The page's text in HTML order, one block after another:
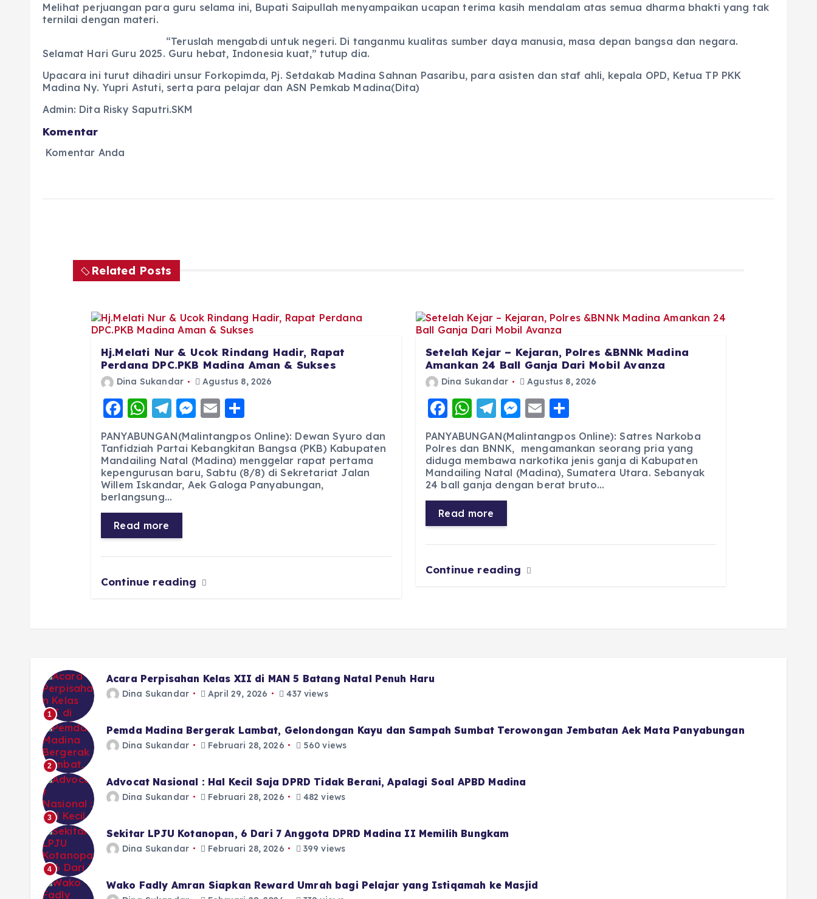
Melihat perjuangan para guru selama ini, Bupati Saipullah menyampaikan ucapan terima kasih mendalam atas semua dharma bhakti yang tak
ternilai dengan materi.
“Teruslah mengabdi untuk negeri. Di tanganmu kualitas sumber daya manusia, masa depan bangsa dan negara.
Selamat Hari Guru 2025. Guru hebat, Indonesia kuat,” tutup dia.
Upacara ini turut dihadiri unsur Forkopimda, Pj. Setdakab Madina Sahnan Pasaribu, para asisten dan staf ahli, kepala OPD, Ketua TP PKK
Madina Ny. Yupri Astuti, serta para pelajar dan ASN Pemkab Madina(Dita)
Admin: Dita Risky Saputri.SKM
Komentar
Komentar Anda
Related Posts
Hj.Melati Nur & Ucok Rindang Hadir, Rapat
Perdana DPC.PKB Madina Aman & Sukses
Dina Sukandar Agustus 8, 2026
F
a
c
e
b
o
o
k
W
h
a
ts
A
p
p
T
el
e
g
r
M
e
ss
e
n
E
ai
l
h
a
re
PANYABUNGAN(Malintangpos Online): Dewan Syuro dan
Tanfidziah Partai Kebangkitan Bangsa (PKB) Kabupaten
Mandailing Natal (Madina) menggelar rapat pertama
kepengurusan baru, Sabtu (8/8) di Sekretariat Jalan
Willem Iskandar, Aek Galoga Panyabungan,
berlangsung…
Read more
Continue reading
Setelah Kejar – Kejaran, Polres &BNNk Madina
Amankan 24 Ball Ganja Dari Mobil Avanza
Dina Sukandar Agustus 8, 2026
F
a
c
e
b
o
o
k
W
h
a
ts
A
p
p
T
el
e
g
r
a
m
M
e
ss
e
n
E
ai
l
h
a
re
PANYABUNGAN(Malintangpos Online): Satres Narkoba
Polres dan BNNK, mengamankan seorang pria yang
diduga membawa narkotika jenis ganja di Kabupaten
Mandailing Natal (Madina), Sumatera Utara. Sebanyak
24 ball ganja dengan berat bruto…
Read more
Continue reading
1
Acara Perpisahan Kelas XII di MAN 5 Batang Natal Penuh Haru
Dina Sukandar April 29, 2026 437 views
2
Pemda Madina Bergerak Lambat, Gelondongan Kayu dan Sampah Sumbat Terowongan Jembatan Aek Mata Panyabungan
Dina Sukandar Februari 28, 2026 560 views
3
Advocat Nasional : Hal Kecil Saja DPRD Tidak Berani, Apalagi Soal APBD Madina
Dina Sukandar Februari 28, 2026 482 views
4
Sekitar LPJU Kotanopan, 6 Dari 7 Anggota DPRD Madina II Memilih Bungkam
Dina Sukandar Februari 28, 2026 399 views
Wako Fadly Amran Siapkan Reward Umrah bagi Pelajar yang Istiqamah ke Masjid